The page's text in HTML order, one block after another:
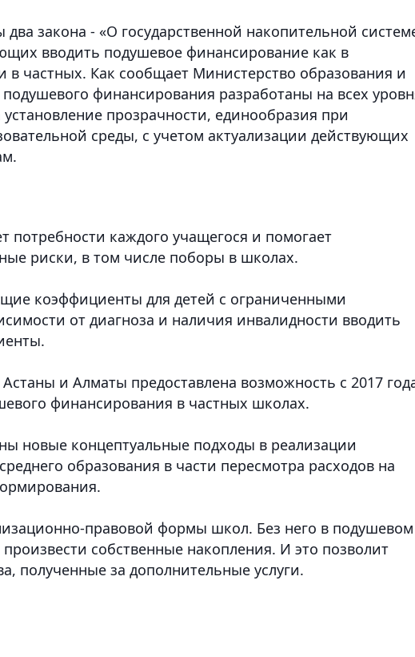
закона - «О государственной накопительной
вводить подушевое финансирование как в
в частных. Как сообщает Министерство образования и
финансирования разработаны на всех
прозрачности, единообразия при
среды, с учетом актуализации действующих
потребности каждого учащегося и помогает
риски, в том числе поборы в школах.
коэффициенты для детей с ограниченными
от диагноза и наличия инвалидности вводить
и Алматы предоставлена возможность с 2017
финансирования в частных школах.
новые концептуальные подходы в реализации
образования в части пересмотра расходов на
правовой формы школ. Без него в подушевом
собственные накопления. И это позволит
полученные за дополнительные услуги.